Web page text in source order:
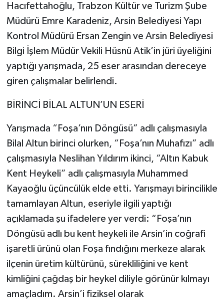
Hacıfettahoğlu, Trabzon Kültür ve Turizm Şube
Müdürü Emre Karadeniz, Arsin Belediyesi Yapı
Kontrol Müdürü Ersan Zengin ve Arsin Belediyesi
Bilgi İşlem Müdür Vekili Hüsnü Atik’in jüri üyeliğini
yaptığı yarışmada, 25 eser arasından dereceye
giren çalışmalar belirlendi.
BİRİNCİ BİLAL ALTUN’UN ESERİ
Yarışmada “Foşa’nın Döngüsü” adlı çalışmasıyla
Bilal Altun birinci olurken, “Foşa’nın Muhafızı” adlı
çalışmasıyla Neslihan Yıldırım ikinci, “Altın Kabuk
Kent Heykeli” adlı çalışmasıyla Muhammed
Kayaoğlu üçüncülük elde etti. Yarışmayı birincilikle
tamamlayan Altun, eseriyle ilgili yaptığı
açıklamada şu ifadelere yer verdi: “Foşa’nın
Döngüsü adlı bu kent heykeli ile Arsin’in coğrafi
işaretli ürünü olan Foşa fındığını merkeze alarak
ilçenin üretim kültürünü, sürekliliğini ve kent
kimliğini çağdaş bir heykel diliyle görünür kılmayı
amaçladım. Arsin’i fiziksel olarak